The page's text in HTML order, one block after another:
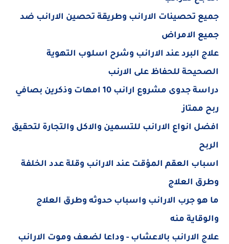
جميع تحصينات الارانب وطريقة تحصين الارانب ضد
جميع الامراض
علاج البرد عند الارانب وشرح اسلوب التهوية
الصحيحة للحفاظ على الارنب
دراسة جدوى مشروع ارانب 10 امهات وذكرين بصافي
ربح ممتاز
افضل انواع الارانب للتسمين والاكل والتجارة لتحقيق
الربح
اسباب العقم المؤقت عند الارانب وقلة عدد الخلفة
وطرق العلاج
ما هو جرب الارانب واسباب حدوثه وطرق العلاج
والوقاية منه
علاج الارانب بالاعشاب - وداعا لضعف وموت الارانب